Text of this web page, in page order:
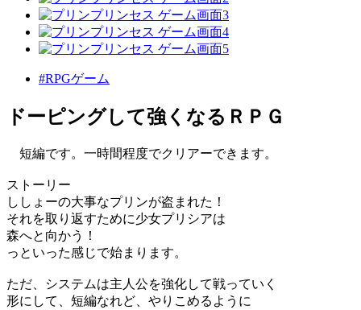
#RPGゲーム
ドーピングして強くなるＲＰＧ
短編です。一時間程度でクリアーできます。
ストーリー
ししょーの大事なプリンが盗まれた！
それを取り返すために少女プリシアは
森へと向かう！
っといった感じで始まります。
ただ、システムは主人公を強化して戦っていく
形にして、短編なれど、やりこめるように